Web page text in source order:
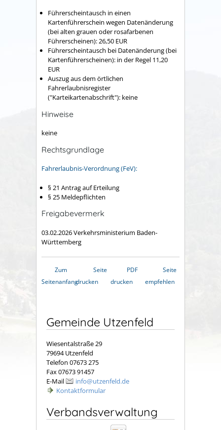
Führerscheintausch in einen
Kartenführerschein wegen Datenänderung
(bei alten grauen oder rosafarbenen
Führerscheinen): 26,50 EUR
Führerscheintausch bei Datenänderung (bei
Kartenführerscheinen): in der Regel 11,20
EUR
Auszug aus dem örtlichen
Fahrerlaubnisregister
("Karteikartenabschrift"): keine
Hinweise
keine
Rechtsgrundlage
Fahrerlaubnis-Verordnung (FeV):
§ 21 Antrag auf Erteilung
§ 25 Meldepflichten
Freigabevermerk
03.02.2026Verkehrsministerium Baden-
Württemberg
Zum
Seitenanfang
Seite
drucken
PDF
drucken
Seite
empfehlen
Gemeinde Utzenfeld
Wiesentalstraße 29
79694 Utzenfeld
Telefon 07673 275
Fax 07673 91457
E-Mail
info@utzenfeld.de
Kontaktformular
Verbandsverwaltung